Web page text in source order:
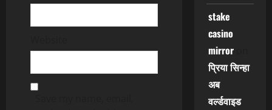
stake
casino
mirroron
प्रिया सिन्हा
अब
वर्ल्डवाइड